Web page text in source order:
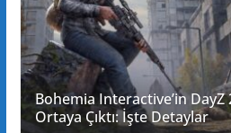
Bohemia Interactive’in DayZ
Ortaya Çıktı: İşte Detaylar